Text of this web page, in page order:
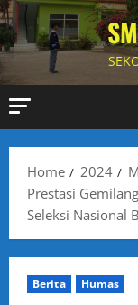
Skip
to
content
Home 2024
Prestasi
Seleksi Nasional
Berita Humas